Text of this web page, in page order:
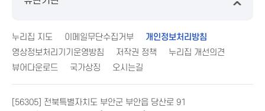
누리집 지도 이메일무단수집거부
개인정보처리방침
영상정보처리기기운영방침
저작권 정책
누리집 개선의견
뷰어다운로드
국가상징 오시는길
[56305] 전북특별자치도 부안군 부안읍 당산로 91